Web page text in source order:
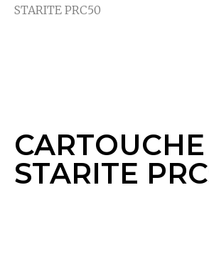
STARITE PRC50
STARITE